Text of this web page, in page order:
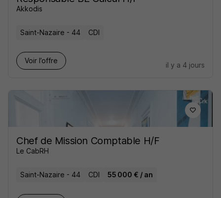
Akkodis
Saint-Nazaire - 44 CDI
Voir l’offre
il y a 4 jours
Chef de Mission Comptable H/F
Le CabRH
Saint-Nazaire - 44 CDI 55 000 € / an